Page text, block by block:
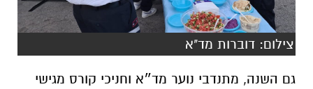
צילום: דוברות מד"א
גם השנה, מתנדבי נוער מד״א וחניכי קורס מגישי